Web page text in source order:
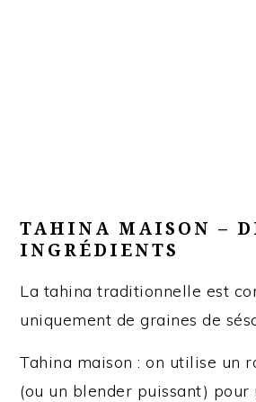
TAHINA MAISON –
INGRÉDIENTS
La tahina traditionnelle est
uniquement de graines de
Tahina maison : on utilise un
(ou un blender puissant) pour